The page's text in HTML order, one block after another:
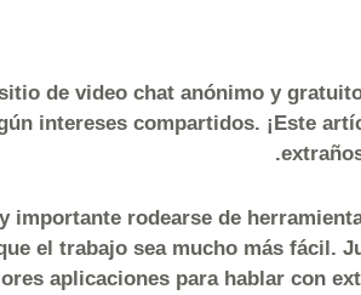
de video chat anónimo y
intereses compartidos. ¡Este
importante rodearse de
el trabajo sea mucho más fácil.
aplicaciones para hablar con